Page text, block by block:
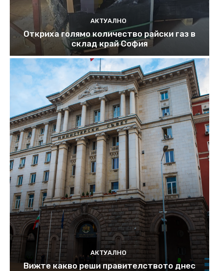
АКТУАЛНО
Откриха голямо количество райски газ в
склад край София
АКТУАЛНО
Вижте какво реши правителството днес